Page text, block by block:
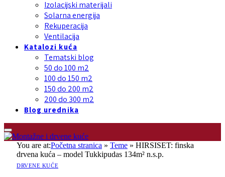
Izolacijski materijali
Solarna energija
Rekuperacija
Ventilacija
Katalozi kuća
Tematski blog
50 do 100 m2
100 do 150 m2
150 do 200 m2
200 do 300 m2
Blog urednika
You are at:Početna stranica » Teme » HIRSISET: finska
drvena kuća – model Tukkipudas 134m² n.s.p.
DRVENE KUĆE